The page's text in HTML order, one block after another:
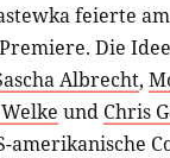
feierte
Die
Albrecht,
und Chris
amerikanische